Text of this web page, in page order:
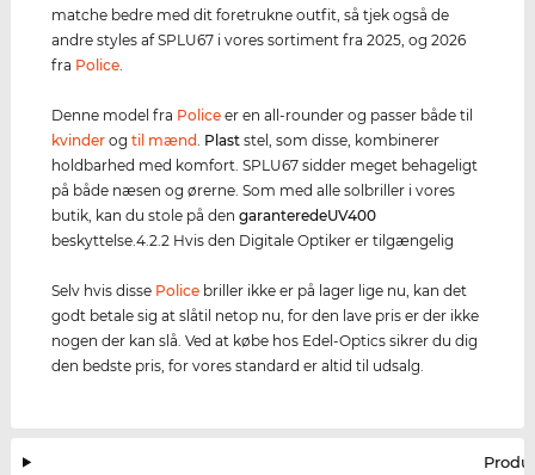
matche bedre med dit foretrukne outfit, så tjek også de
andre styles af SPLU67 i vores sortiment fra 2025, og 2026
fra Police
Denne model fra Police er en all-rounder og passer både til
kvinder ogtil mænd Plast stel, som disse, kombinerer
holdbarhed med komfort. SPLU67 sidder meget behageligt
på både næsen og ørerne. Som med alle solbriller i vores
butik, kan du stole på dengaranteredeUV400
beskyttelse.4.2.2 Hvis den Digitale Optiker er tilgængelig
Selv hvis disse Police briller ikke er på lager lige nu, kan det
godt betale sig at slåtil netop nu, for den lave pris er der ikke
nogen der kan slå. Ved at købe hos Edel-Optics sikrer du dig
den bedste pris, for vores standard er altid til udsalg.